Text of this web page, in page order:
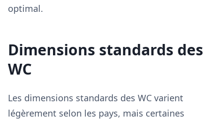
optimal.
Dimensions standards des
WC
Les dimensions standards des WC varient
légèrement selon les pays, mais certaines